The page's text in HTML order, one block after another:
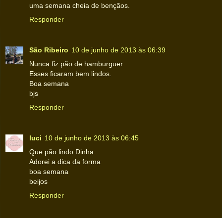
uma semana cheia de bençãos.
Responder
São Ribeiro 10 de junho de 2013 às 06:39
Nunca fiz pão de hamburguer.
Esses ficaram bem lindos.
Boa semana
bjs
Responder
luci 10 de junho de 2013 às 06:45
Que pão lindo Dinha
Adorei a dica da forma
boa semana
beijos
Responder